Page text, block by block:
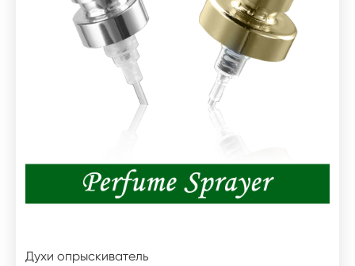
Духи опрыскиватель